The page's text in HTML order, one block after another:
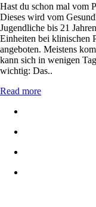
Hast du schon mal vom
Dieses wird vom
Jugendliche bis 21
Einheiten bei klinischen
angeboten. Meistens
kann sich in wenigen
wichtig: Das..
Read more